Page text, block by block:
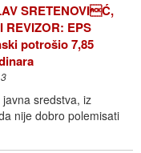
SRETENOVIĆ,
REVIZOR: EPS
potrošio 7,85
sredstva, iz
nije dobro polemisati